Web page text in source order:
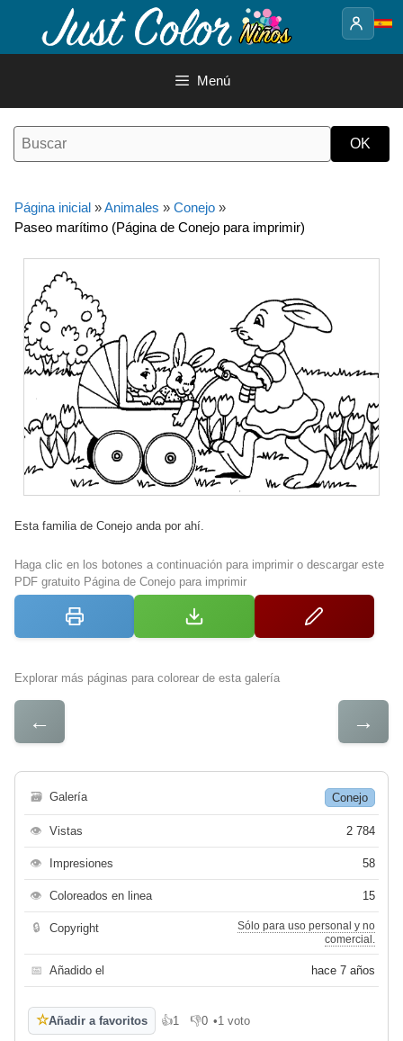
contenido
Menú
Página inicial »Animales » Conejo »
Paseo marítimo (Página de Conejo para imprimir)
Esta familia de Conejo anda por ahí.
Haga clic en los botones a continuación para imprimir o descargar este
PDF gratuito Página de Conejo para imprimir
Explorar más páginas para colorear de esta galería
← →
🗃 Galería Conejo
👁 Vistas 2 784
👁 Impresiones 58
👁 Coloreados en linea 15
🔒 Copyright
Sólo para uso personal y no
comercial.
📅 Añadido el hace 7 años
☆Añadir a favoritos 👍1
Me gusta
👎0
No me gusta
•1 voto